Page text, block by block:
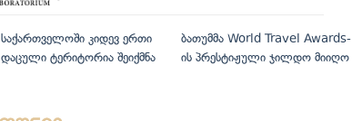
საქართველოში კიდევ ერთი
დაცული ტერიტორია შეიქმნა
ბათუმმა World Travel Awards-
ის პრესტიჟული ჯილდო მიიღო